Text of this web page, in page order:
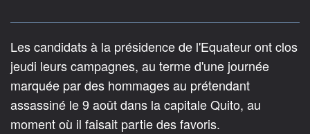
Les candidats à la présidence de l'Equateur ont clos
jeudi leurs campagnes, au terme d'une journée
marquée par des hommages au prétendant
assassiné le 9 août dans la capitale Quito, au
moment où il faisait partie des favoris.